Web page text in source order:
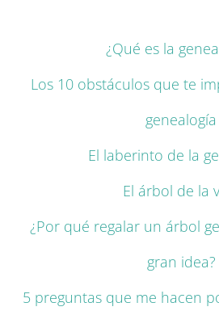
¿Qué es la
Los 10 obstáculos que te
genealogía
El laberinto de la
El árbol de la
¿Por qué regalar un árbol
gran idea?
5 preguntas que me hacen